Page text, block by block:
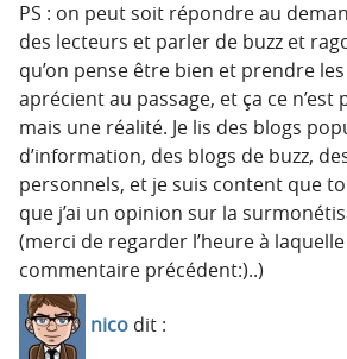
PS : on peut soit répondre au
des lecteurs et parler de buzz et
qu’on pense être bien et prendre
aprécient au passage, et ça ce n’est
mais une réalité. Je lis des blogs
d’information, des blogs de buzz,
personnels, et je suis content que
que j’ai un opinion sur la
(merci de regarder l’heure à laquelle
commentaire précédent:)..)
nico dit :